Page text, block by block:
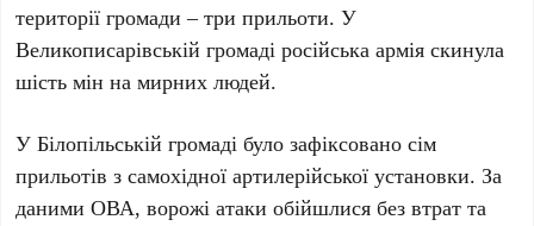
території громади – три прильоти. У
Великописарівській громаді російська армія скинула
шість мін на мирних людей.
У Білопільській громаді було зафіксовано сім
прильотів з самохідної артилерійської установки. За
даними ОВА, ворожі атаки обійшлися без втрат та